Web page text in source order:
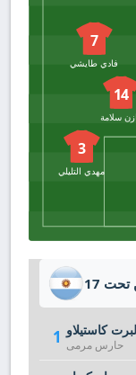
7
فادي طايشي
14
سلامة
3
مهدي التليلي
17
1 كاستيلاو
حارس مرمى